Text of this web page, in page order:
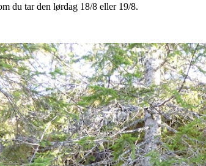
du tar den lørdag 18/8 eller 19/8.